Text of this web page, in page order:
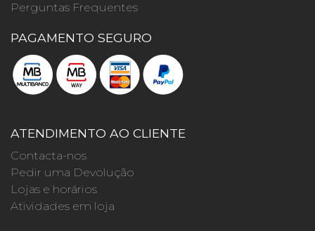
Perguntas Frequentes
PAGAMENTO SEGURO
ATENDIMENTO AO CLIENTE
Contacta-nos
Pedir uma Devolução
Lojas e horários
Atividades em loja